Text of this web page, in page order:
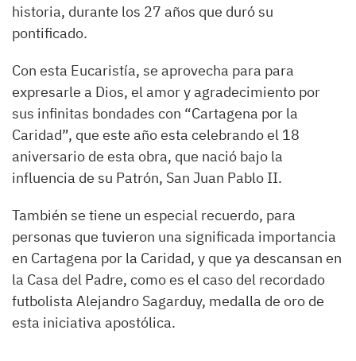
historia, durante los 27 años que duró su
pontificado.
Con esta Eucaristía, se aprovecha para para
expresarle a Dios, el amor y agradecimiento por
sus infinitas bondades con “Cartagena por la
Caridad”, que este año esta celebrando el 18
aniversario de esta obra, que nació bajo la
influencia de su Patrón, San Juan Pablo II.
También se tiene un especial recuerdo, para
personas que tuvieron una significada importancia
en Cartagena por la Caridad, y que ya descansan en
la Casa del Padre, como es el caso del recordado
futbolista Alejandro Sagarduy, medalla de oro de
esta iniciativa apostólica.